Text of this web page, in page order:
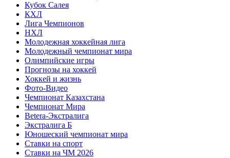
Кубок Салея
КХЛ
Лига Чемпионов
НХЛ
Молодежная хоккейная лига
Молодежный чемпионат мира
Олимпийские игры
Прогнозы на хоккей
Хоккей и жизнь
Фото-Видео
Чемпионат Казахстана
Чемпионат Мира
Betera-Экстралига
Экстралига Б
Юношеский чемпионат мира
Ставки на спорт
Ставки на ЧМ 2026